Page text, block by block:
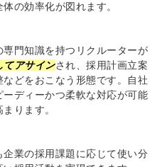
の効率化が図れます。
門知識を持つリクルーターが
てアサインされ、採用計画立案
どをおこなう形態です。自社
ディーかつ柔軟な対応が可能
ります。
業の採用課題に応じて使い分